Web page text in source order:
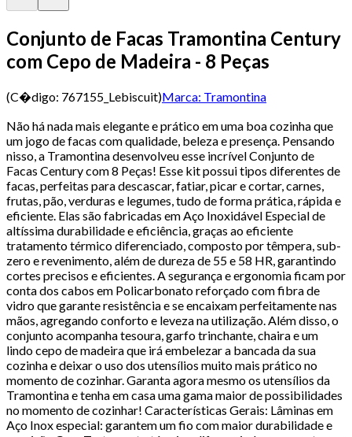
Conjunto de Facas Tramontina Century
com Cepo de Madeira - 8 Peças
(C�digo: 767155_Lebiscuit)Marca: Tramontina
Não há nada mais elegante e prático em uma boa cozinha que
um jogo de facas com qualidade, beleza e presença. Pensando
nisso, a Tramontina desenvolveu esse incrível Conjunto de
Facas Century com 8 Peças! Esse kit possui tipos diferentes de
facas, perfeitas para descascar, fatiar, picar e cortar, carnes,
frutas, pão, verduras e legumes, tudo de forma prática, rápida e
eficiente. Elas são fabricadas em Aço Inoxidável Especial de
altíssima durabilidade e eficiência, graças ao eficiente
tratamento térmico diferenciado, composto por têmpera, sub-
zero e revenimento, além de dureza de 55 e 58 HR, garantindo
cortes precisos e eficientes. A segurança e ergonomia ficam por
conta dos cabos em Policarbonato reforçado com fibra de
vidro que garante resistência e se encaixam perfeitamente nas
mãos, agregando conforto e leveza na utilização. Além disso, o
conjunto acompanha tesoura, garfo trinchante, chaira e um
lindo cepo de madeira que irá embelezar a bancada da sua
cozinha e deixar o uso dos utensílios muito mais prático no
momento de cozinhar. Garanta agora mesmo os utensílios da
Tramontina e tenha em casa uma gama maior de possibilidades
no momento de cozinhar! Características Gerais: Lâminas em
Aço Inox especial: garantem um fio com maior durabilidade e